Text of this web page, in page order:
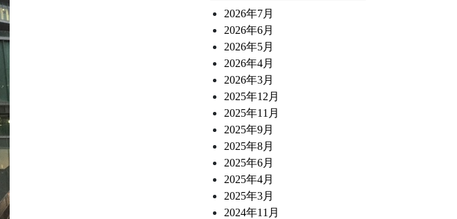
2026年7月
2026年6月
2026年5月
2026年4月
2026年3月
2025年12月
2025年11月
2025年9月
2025年8月
2025年6月
2025年4月
2025年3月
2024年11月